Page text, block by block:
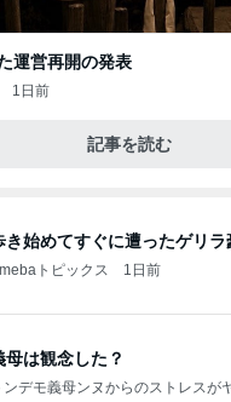
運営再開の発表
1日前
記事を読む
き始めてすぐに遭ったゲリラ
トピックス 1日前
母は観念した？
ンデモ義母ンヌからのストレスが